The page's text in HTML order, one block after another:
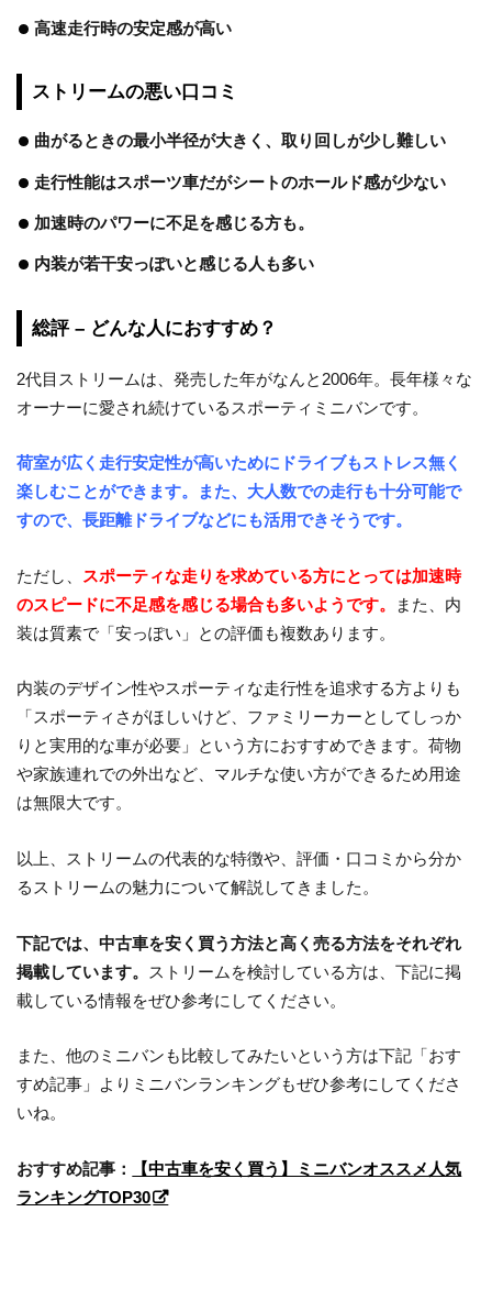
高速走行時の安定感が高い
ストリームの悪い口コミ
曲がるときの最小半径が大きく、取り回しが少し難しい
走行性能はスポーツ車だがシートのホールド感が少ない
加速時のパワーに不足を感じる方も。
内装が若干安っぽいと感じる人も多い
総評 – どんな人におすすめ？
2代目ストリームは、発売した年がなんと2006年。長年様々な
オーナーに愛され続けているスポーティミニバンです。
荷室が広く走行安定性が高いためにドライブもストレス無く
楽しむことができます。また、大人数での走行も十分可能で
すので、長距離ドライブなどにも活用できそうです。
ただし、 スポーティな走りを求めている方にとっては加速時
のスピードに不足感を感じる場合も多いようです。
また、内
装は質素で「安っぽい」との評価も複数あります。
内装のデザイン性やスポーティな走行性を追求する方よりも
「スポーティさがほしいけど、ファミリーカーとしてしっか
りと実用的な車が必要」という方におすすめできます。荷物
や家族連れでの外出など、マルチな使い方ができるため用途
は無限大です。
以上、ストリームの代表的な特徴や、評価・口コミから分か
るストリームの魅力について解説してきました。
下記では、中古車を安く買う方法と高く売る方法をそれぞれ
掲載しています。 ストリームを検討している方は、下記に掲
載している情報をぜひ参考にしてください。
また、他のミニバンも比較してみたいという方は下記「おす
すめ記事」よりミニバンランキングもぜひ参考にしてくださ
いね。
おすすめ記事：
【中古車を安く買う】ミニバンオススメ人気
ランキングTOP30